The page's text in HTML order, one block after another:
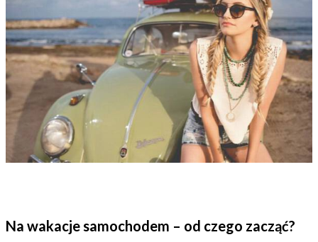
Na wakacje samochodem – od czego zacząć?